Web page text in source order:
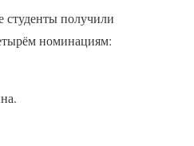
студенты получили
номинациям: